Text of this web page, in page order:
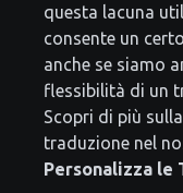
questa lacuna
consente un
anche se siamo
flessibilità di un
Scopri di più
traduzione nel
Personalizza le